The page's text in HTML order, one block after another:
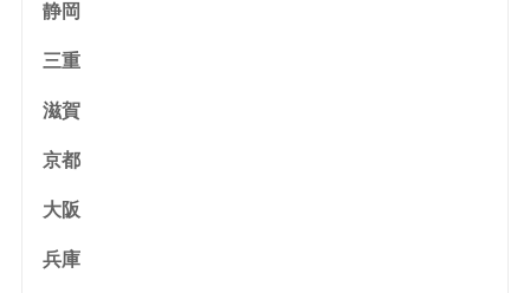
静岡
三重
滋賀
京都
大阪
兵庫